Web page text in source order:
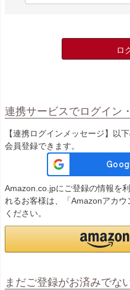
ロ
連携サービスでログイン
【連携ログインメッセージ】以
会員登録できます。
Amazon.co.jpにご登録の情報を
れるお客様は、「Amazonアカ
ください。
まだご登録がお済みでな